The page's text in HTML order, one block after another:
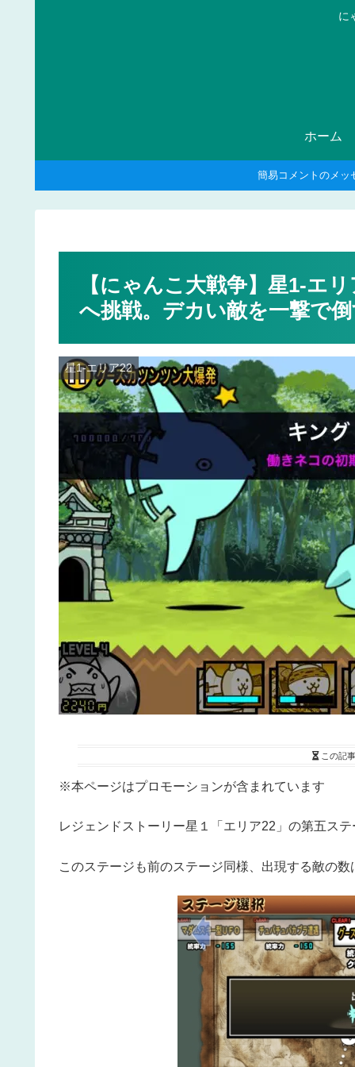
に
ホーム
簡易コメントのメッ
【にゃんこ大戦争】星1-エ
へ挑戦。デカい敵を一撃で
星1-エリア22
この記
※本ページはプロモーションが含まれています
レジェンドストーリー星１「エリア22」の第五ス
このステージも前のステージ同様、出現する敵の数